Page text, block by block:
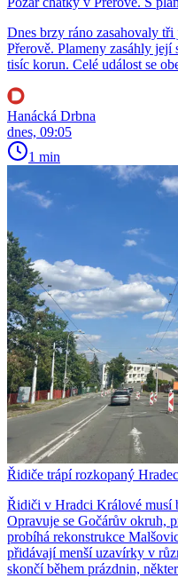
Dnes brzy ráno zasahovaly
Přerově. Plameny zasáhly její
tisíc korun. Celé událost se
Hanácká Drbna
dnes, 09:05
1 min
Řidiče trápí rozkopaný
Řidiči v Hradci Králové musí
Opravuje se Gočárův okruh,
probíhá rekonstrukce
přidávají menší uzavírky v
skončí během prázdnin,